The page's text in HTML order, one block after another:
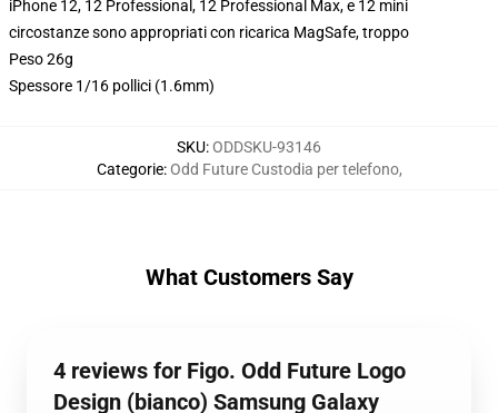
iPhone 12, 12 Professional, 12 Professional Max, e 12 mini
circostanze sono appropriati con ricarica MagSafe, troppo
Peso 26g
Spessore 1/16 pollici (1.6mm)
SKU:ODDSKU-93146
Categorie:Odd Future Custodia per telefono,
What Customers Say
4 reviews for Figo. Odd Future Logo
Design (bianco) Samsung Galaxy